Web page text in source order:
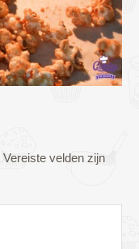
Vereiste velden zijn